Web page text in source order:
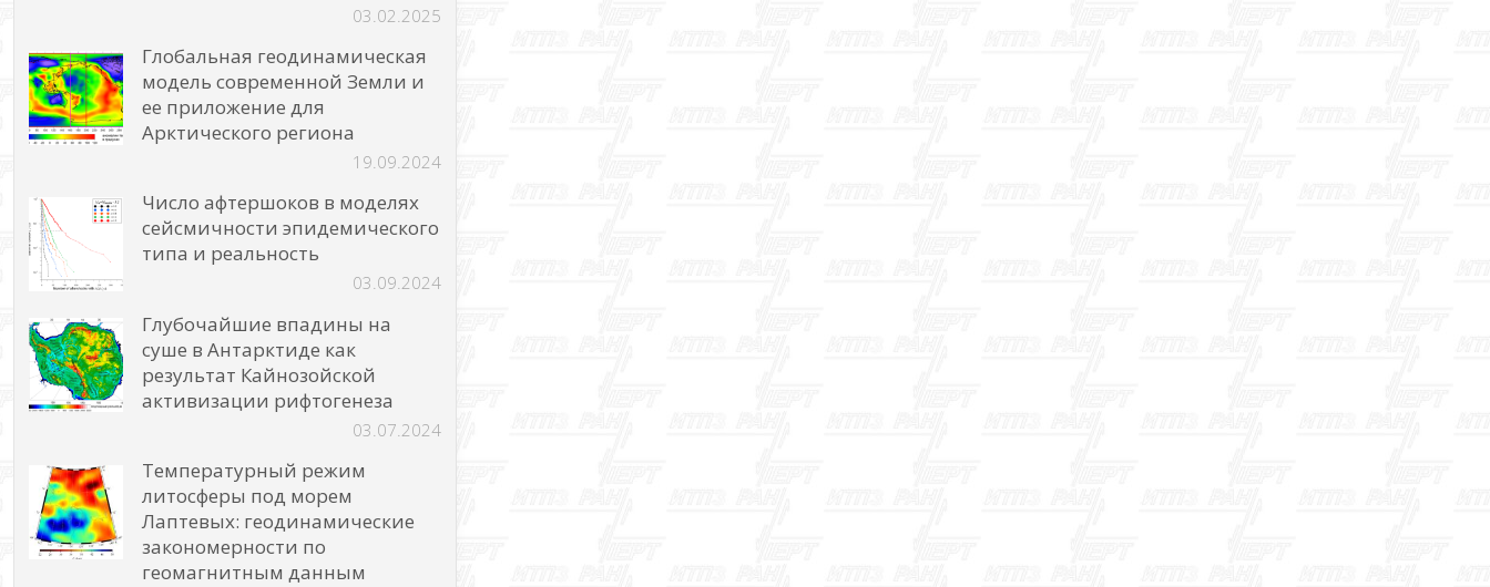
03.02.2025
Глобальная геодинамическая
модель современной Земли и
ее приложение для
Арктического региона
19.09.2024
Число афтершоков в моделях
сейсмичности эпидемического
типа и реальность
03.09.2024
Глубочайшие впадины на
суше в Антарктиде как
результат Кайнозойской
активизации рифтогенеза
03.07.2024
Температурный режим
литосферы под морем
Лаптевых: геодинамические
закономерности по
геомагнитным данным